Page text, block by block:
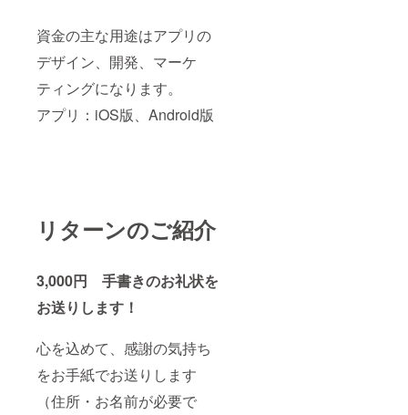
資金の主な用途はアプリの
デザイン、開発、マーケ
ティングになります。
アプリ：iOS版、Android版
リターンのご紹介
3,000円 手書きのお礼状を
お送りします！
心を込めて、感謝の気持ち
をお手紙でお送りします
（住所・お名前が必要で